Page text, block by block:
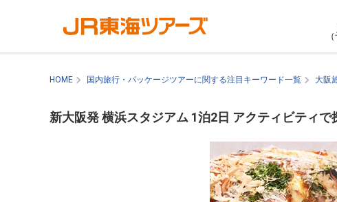
HOME 国内旅行・パッケージツアーに関する注目キーワード一覧 大阪
新大阪発 横浜スタジアム 1泊2日 アクティビティ